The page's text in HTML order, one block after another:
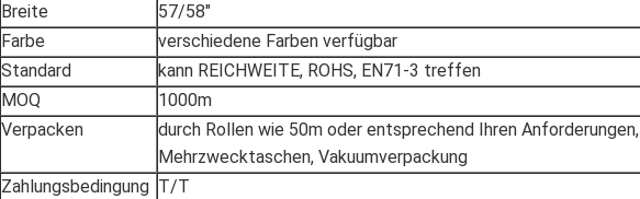
Breite
57/58"
Farbe
verschiedene Farben verfügbar
Standard
kann REICHWEITE, ROHS, EN71-3 treffen
MOQ
1000m
Verpacken
durch Rollen wie 50m oder entsprechend Ihren Anforderungen,
Mehrzwecktaschen, Vakuumverpackung
Zahlungsbedingung T/T